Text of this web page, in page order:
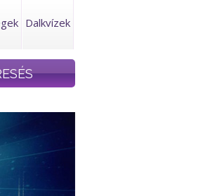
Dalkvízek